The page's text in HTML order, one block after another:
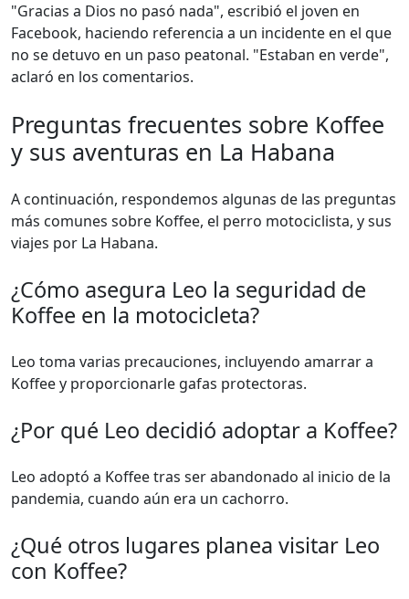
"Gracias a Dios no pasó nada", escribió el joven en
Facebook, haciendo referencia a un incidente en el que
no se detuvo en un paso peatonal. "Estaban en verde",
aclaró en los comentarios.
Preguntas frecuentes sobre Koffee
y sus aventuras en La Habana
A continuación, respondemos algunas de las preguntas
más comunes sobre Koffee, el perro motociclista, y sus
viajes por La Habana.
¿Cómo asegura Leo la seguridad de
Koffee en la motocicleta?
Leo toma varias precauciones, incluyendo amarrar a
Koffee y proporcionarle gafas protectoras.
¿Por qué Leo decidió adoptar a Koffee?
Leo adoptó a Koffee tras ser abandonado al inicio de la
pandemia, cuando aún era un cachorro.
¿Qué otros lugares planea visitar Leo
con Koffee?